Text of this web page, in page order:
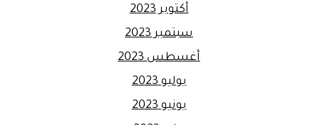
أكتوبر 2023
سبتمبر 2023
أغسطس 2023
يوليو 2023
يونيو 2023